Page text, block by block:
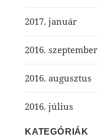
2017. január
2016. szeptember
2016. augusztus
2016. július
KATEGÓRIÁK